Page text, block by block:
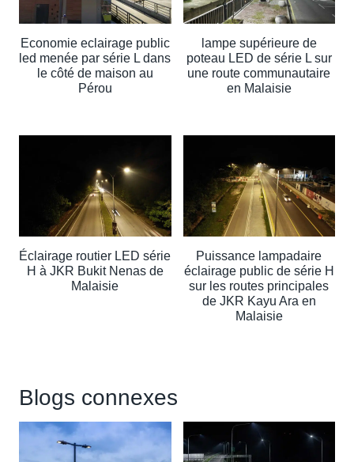
Economie eclairage public
led menée par série L dans
le côté de maison au
Pérou
lampe supérieure de
poteau LED de série L sur
une route communautaire
en Malaisie
Éclairage routier LED série
H à JKR Bukit Nenas de
Malaisie
Puissance lampadaire
éclairage public de série H
sur les routes principales
de JKR Kayu Ara en
Malaisie
Blogs connexes